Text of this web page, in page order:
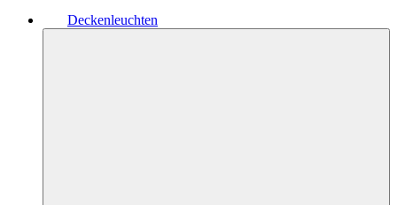
Deckenleuchten